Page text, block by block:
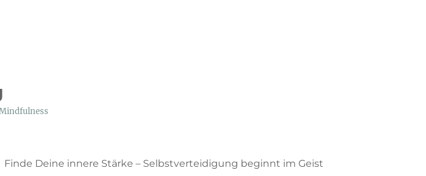
Finde Deine innere Stärke – Selbstverteidigung beginnt im Geist